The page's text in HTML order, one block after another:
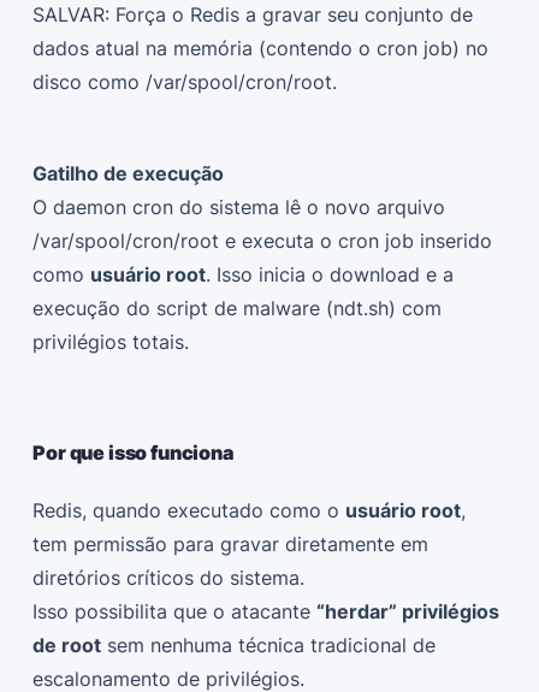
SALVAR: Força o Redis a gravar seu conjunto de
dados atual na memória (contendo o cron job) no
disco como /var/spool/cron/root.
Gatilho de execução
O daemon cron do sistema lê o novo arquivo
/var/spool/cron/root e executa o cron job inserido
como usuário root. Isso inicia o download e a
execução do script de malware (ndt.sh) com
privilégios totais.
Por que isso funciona
Redis, quando executado como o usuário root,
tem permissão para gravar diretamente em
diretórios críticos do sistema.
Isso possibilita que o atacante“herdar” privilégios
de root sem nenhuma técnica tradicional de
escalonamento de privilégios.